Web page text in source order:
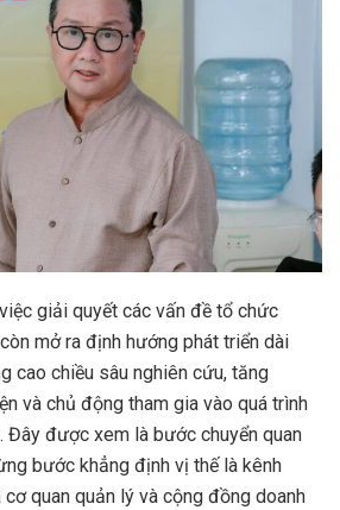
giải quyết các vấn đề tổ chức
mở ra định hướng phát triển dài
cao chiều sâu nghiên cứu, tăng
và chủ động tham gia vào quá trình
Đây được xem là bước chuyển quan
bước khẳng định vị thế là kênh
quan quản lý và cộng đồng doanh